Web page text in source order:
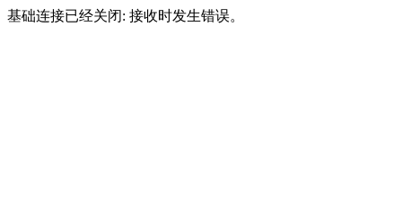
基础连接已经关闭: 接收时发生错误。